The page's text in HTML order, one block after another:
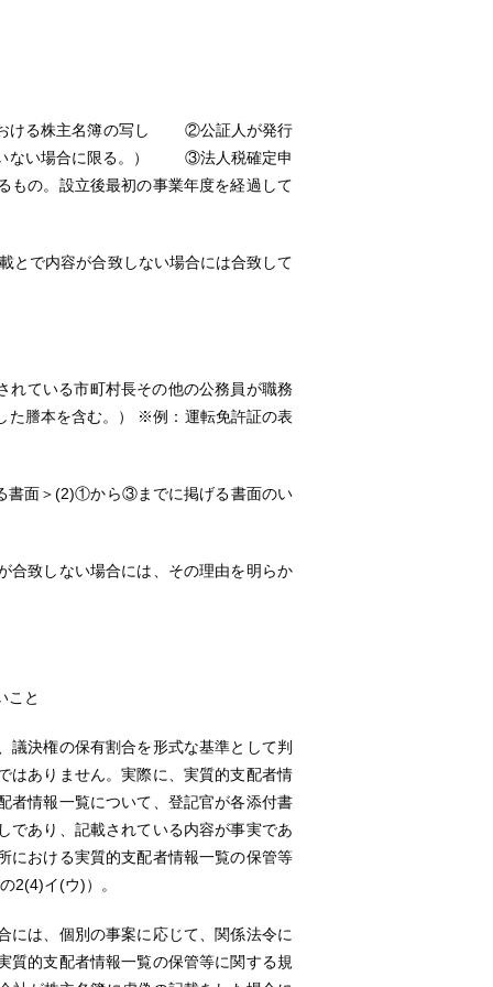
ける株主名簿の写し ②公証人が発行
いない場合に限る。） ③法人税確定申
もの。設立後最初の事業年度を経過して
とで内容が合致しない場合には合致して
れている市町村長その他の公務員が職務
た謄本を含む。） ※例：運転免許証の表
書面＞(2)①から③までに掲げる書面のい
致しない場合には、その理由を明らか
こと
決権の保有割合を形式な基準として判
はありません。実際に、実質的支配者情
者情報一覧について、登記官が各添付書
であり、記載されている内容が事実であ
における実質的支配者情報一覧の保管等
2(4)イ(ウ)）。
は、個別の事案に応じて、関係法令に
質的支配者情報一覧の保管等に関する規